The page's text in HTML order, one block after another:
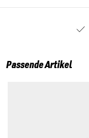
Passende Artikel